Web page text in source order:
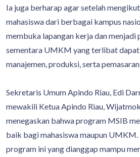
Ia juga berharap agar setelah
mahasiswa dari berbagai kampus
membuka lapangan kerja dan menjadi
sementara UMKM yang terlibat
manajemen, produksi, serta
Sekretaris Umum Apindo Riau, Edi
mewakili Ketua Apindo Riau,
menegaskan bahwa program MSIB
baik bagi mahasiswa maupun UMKM.
program ini yang dianggap mampu